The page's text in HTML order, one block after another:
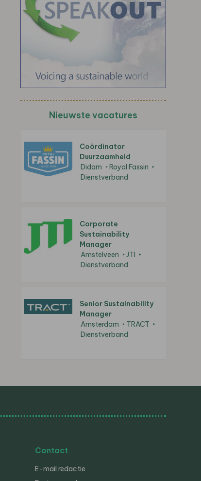
Nieuwste vacatures
Coördinator
Duurzaamheid
Didam
Royal Fassin
Dienstverband
Corporate
Sustainability
Manager
Amstelveen
JTI
Dienstverband
Senior Sustainability
Manager
Amsterdam
TRACT
Dienstverband
Contact
E-mail redactie